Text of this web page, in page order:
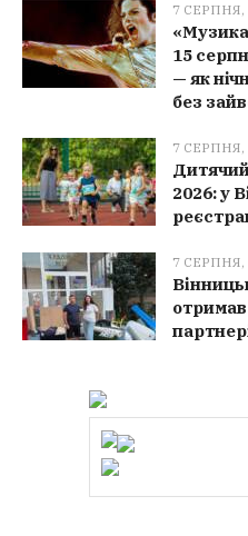
7 СЕРПНЯ,
15
— як
без
7 СЕРПНЯ,
2026: у
7 СЕРПНЯ,